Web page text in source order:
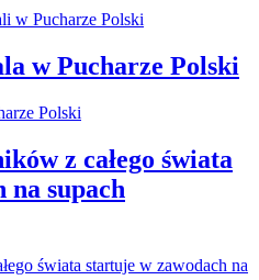
w Pucharze Polski
z całego świata
na supach